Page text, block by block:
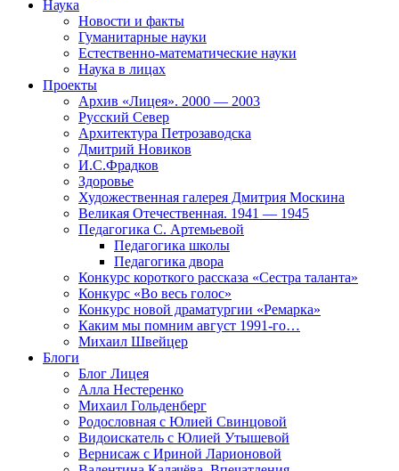
Наука
Новости и факты
Гуманитарные науки
Естественно-математические науки
Наука в лицах
Проекты
Архив «Лицея». 2000 — 2003
Русский Север
Архитектура Петрозаводска
Дмитрий Новиков
И.С.Фрадков
Здоровье
Художественная галерея Дмитрия Москина
Великая Отечественная. 1941 — 1945
Педагогика С. Артемьевой
Педагогика школы
Педагогика двора
Конкурс короткого рассказа «Сестра таланта»
Конкурс «Во весь голос»
Конкурс новой драматургии «Ремарка»
Каким мы помним август 1991-го…
Михаил Швейцер
Блоги
Блог Лицея
Алла Нестеренко
Михаил Гольденберг
Родословная с Юлией Свинцовой
Видоискатель с Юлией Утышевой
Вернисаж с Ириной Ларионовой